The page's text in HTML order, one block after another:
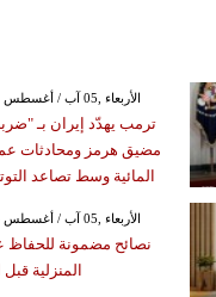
GMT 11:51 1970 الأربعاء ,05 آب / أغسطس
ترمب يهدّد إيران بـ
مضيق هرمز ومحادثات
المائية وسط تصاعد
GMT 12:15 2026 الأربعاء ,05 آب / أغسطس
نصائح مضمونة للحفاظ
المنزلية